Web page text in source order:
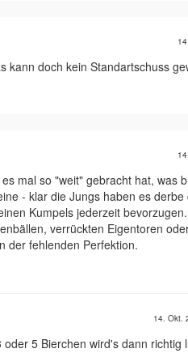
kann doch kein Standartschuss
mal so "weit" gebracht hat, was
- klar die Jungs haben es
Kumpels jederzeit
verrückten Eigentoren
der fehlenden Perfektion.
14. Okt.
5 Bierchen wird's dann richtig